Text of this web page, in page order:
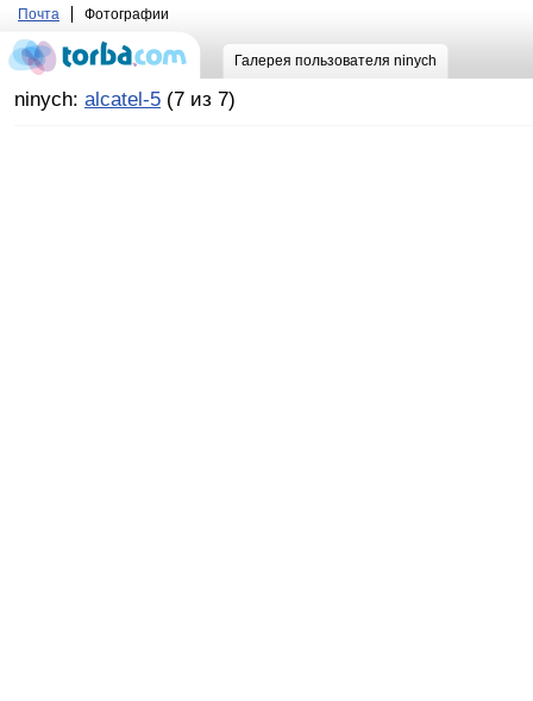
Почта Фотографии
Галерея пользователя ninych
ninych: alcatel-5 (7 из 7)